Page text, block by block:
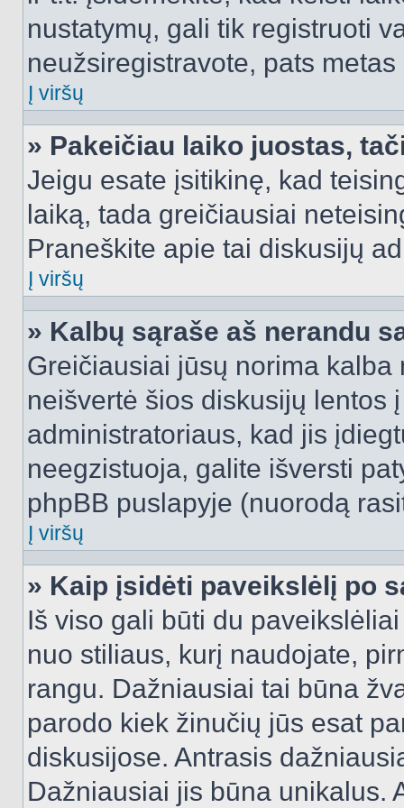
nustatymų, gali tik registruoti
neužsiregistravote, pats
Į viršų
» Pakeičiau laiko juostas,
Jeigu esate įsitikinę, kad
laiką, tada greičiausiai
Praneškite apie tai diskusijų
Į viršų
» Kalbų sąraše aš nerandu
Greičiausiai jūsų norima
neišvertė šios diskusijų lentos
administratoriaus, kad jis
neegzistuoja, galite išversti
phpBB puslapyje (nuorodą
Į viršų
» Kaip įsidėti paveikslėlį po
Iš viso gali būti du
nuo stiliaus, kurį naudojate,
rangu. Dažniausiai tai būna
parodo kiek žinučių jūs esat
diskusijose. Antrasis
Dažniausiai jis būna unikalus.